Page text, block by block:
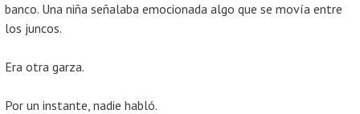
banco. Una niña señalaba emocionada algo que se movía entre
los juncos.
Era otra garza.
Por un instante, nadie habló.